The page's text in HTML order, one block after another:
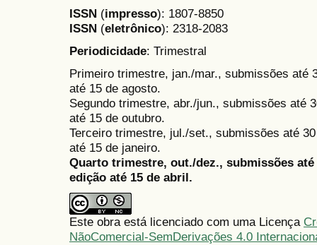
ISSN (impresso): 1807-8850
ISSN (eletrônico): 2318-2083
Periodicidade: Trimestral
Primeiro trimestre, jan./mar., submissões até
até 15 de agosto.
Segundo trimestre, abr./jun., submissões até
até 15 de outubro.
Terceiro trimestre, jul./set., submissões até
até 15 de janeiro.
Quarto trimestre, out./dez., submissões
edição até 15 de abril.
Este obra está licenciado com uma Licença
NãoComercial-SemDerivações 4.0